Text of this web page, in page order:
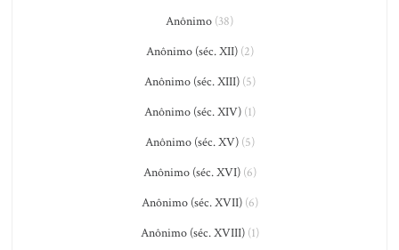
Anônimo (38)
Anônimo (séc. XII)(2)
Anônimo (séc. XIII)(5)
Anônimo (séc. XIV)(1)
Anônimo (séc. XV)(5)
Anônimo (séc. XVI)(6)
Anônimo (séc. XVII)(6)
Anônimo (séc. XVIII)(1)